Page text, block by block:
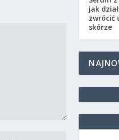
jak
zwrócić
skórze